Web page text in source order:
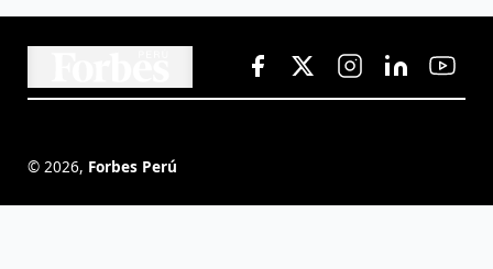
© 2026, Forbes Perú